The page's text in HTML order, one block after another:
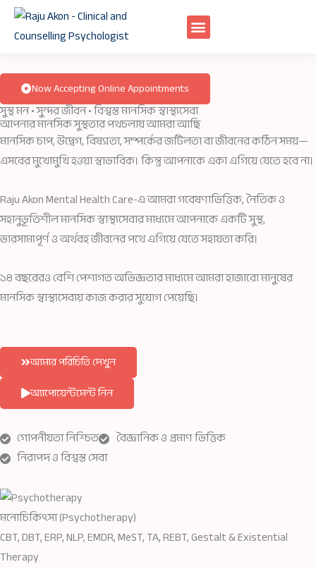
Skip
Now Accepting Online Appointments
সুস্থ মন • সুন্দর জীবন • বিশ্বস্ত মানসিক স্বাস্থ্যসেবা
আপনার মানসিক সুস্থতার পথচলায় আমরা আছি
মানসিক চাপ, উদ্বেগ, বিষণ্নতা, সম্পর্কের জটিলতা বা জীবনের কঠিন সময়—
এসবের মুখোমুখি হওয়া স্বাভাবিক। কিন্তু আপনাকে একা এগিয়ে যেতে হবে না।
Raju Akon Mental Health Care-এ আমরা গবেষণাভিত্তিক, নৈতিক ও
সহানুভূতিশীল মানসিক স্বাস্থ্যসেবার মাধ্যমে আপনাকে একটি সুস্থ,
ভারসাম্যপূর্ণ ও অর্থবহ জীবনের পথে এগিয়ে যেতে সহায়তা করি।
১৪ বছরেরও বেশি পেশাগত অভিজ্ঞতার মাধ্যমে আমরা হাজারো মানুষের
মানসিক স্বাস্থ্যসেবায় কাজ করার সুযোগ পেয়েছি।
আমার পরিচিতি দেখুন
অ্যাপোয়েন্টমেন্ট নিন
গোপনীয়তা নিশ্চিত
বৈজ্ঞানিক ও প্রমাণ ভিত্তিক
নিরাপদ ও বিশ্বস্ত সেবা
মনোচিকিৎসা (Psychotherapy)
CBT, DBT, ERP, NLP, EMDR, MeST, TA, REBT, Gestalt & Existential
Therapy